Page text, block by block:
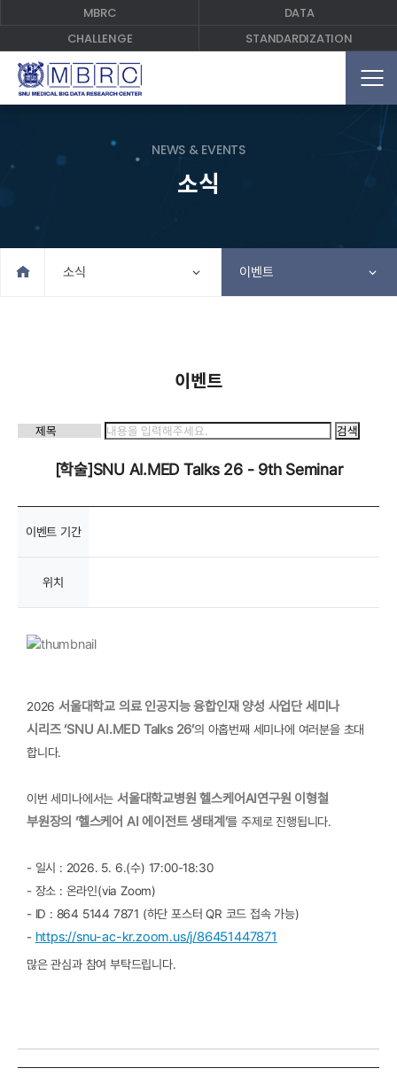
MBRC
DATA
CHALLENGE
STANDARDIZATION
NEWS & EVENTS
소식
소식 이벤트
이벤트
[학술]SNU AI.MED Talks 26 - 9th Seminar
이벤트 기간
위치
2026 서울대학교 의료 인공지능 융합인재 양성 사업단 세미나
시리즈 ‘SNU AI.MED Talks 26’의 아홉번째 세미나에 여러분을 초대
합니다.
이번 세미나에서는 서울대학교병원 헬스케어AI연구원 이형철
부원장의 ‘헬스케어 AI 에이전트 생태계’를 주제로 진행됩니다.
- 일시 : 2026. 5. 6.(수) 17:00-18:30
- 장소 : 온라인(via Zoom)
- ID : 864 5144 7871 (하단 포스터 QR 코드 접속 가능)
- https://snu-ac-kr.zoom.us/j/86451447871
많은 관심과 참여 부탁드립니다.